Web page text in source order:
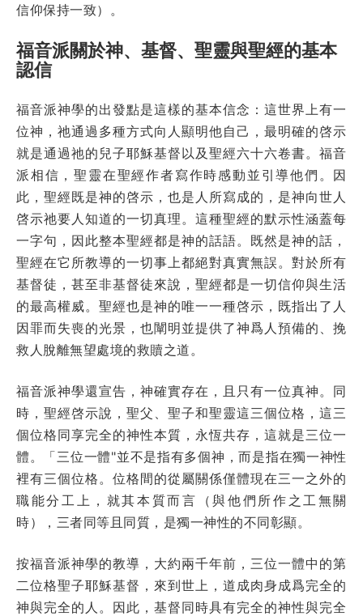
信仰保持一致）。
福音派關於神、基督、聖靈與聖經的基本
認信
福音派神學的出發點是這樣的基本信念：這世界上有一
位神，祂通過多種方式向人顯明他自己，最明確的啓示
就是通過祂的兒子耶穌基督以及聖經六十六卷書。福音
派相信，聖靈在聖經作者寫作時感動並引導他們。因
此，聖經既是神的啓示，也是人所寫成的，是神向世人
啓示祂要人知道的一切真理。這種聖經的默示性涵蓋每
一字句，因此整本聖經都是神的話語。既然是神的話，
聖經在它所教導的一切事上都絕對真實無誤。對於所有
基督徒，甚至非基督徒來說，聖經都是一切信仰與生活
的最高權威。聖經也是神的唯一一種啓示，既指出了人
因罪而失喪的光景，也闡明並提供了神爲人預備的、挽
救人脫離無望處境的救贖之道。
福音派神學還宣告，神確實存在，且只有一位真神。同
時，聖經啓示說，聖父、聖子和聖靈這三個位格，這三
個位格同享完全的神性本質，永恆共存，這就是三位一
體。「三位一體"並不是指有多個神，而是指在獨一神性
裡有三個位格。位格間的從屬關係僅體現在三一之外的
職能分工上，就其本質而言（與他們所作之工無關
時），三者同等且同質，是獨一神性的不同彰顯。
按福音派神學的教導，大約兩千年前，三位一體中的第
二位格聖子耶穌基督，來到世上，道成肉身成爲完全的
神與完全的人。因此，基督同時具有完全的神性與完全